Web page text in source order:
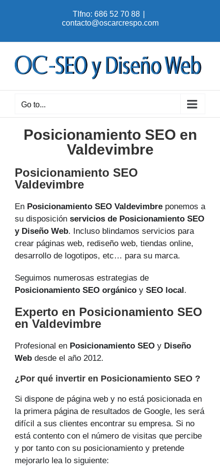
Tlfno: 686 52 70 88
contacto@oscarcrespo.com
Go to...
Posicionamiento SEO en
Valdevimbre
Posicionamiento SEO
Valdevimbre
En Posicionamiento SEO Valdevimbre ponemos a
su disposición servicios de Posicionamiento SEO
y Diseño Web. Incluso blindamos servicios para
crear páginas web, rediseño web, tiendas online,
desarrollo de logotipos, etc… para su marca.
Seguimos numerosas estrategias de
Posicionamiento SEO orgánico y SEO local .
Experto en Posicionamiento SEO
en Valdevimbre
Profesional en Posicionamiento SEO y Diseño
Web desde el año 2012.
¿Por qué invertir en Posicionamiento SEO ?
Si dispone de página web y no está posicionada en
la primera página de resultados de Google, les será
difícil a sus clientes encontrar su empresa. Si no
está contento con el número de visitas que percibe
y por tanto con su posicionamiento y pretende
mejorarlo lea lo siguiente: